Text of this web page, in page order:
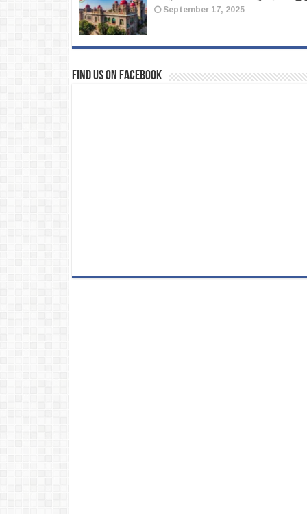
September 17, 2025
Find us on Facebook